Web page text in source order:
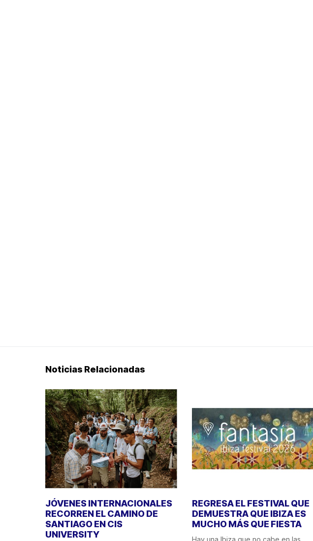
Noticias Relacionadas
JÓVENES INTERNACIONALES
RECORREN EL CAMINO DE
SANTIAGO EN CIS
UNIVERSITY
REGRESA EL FESTIVAL QUE
DEMUESTRA QUE IBIZA ES
MUCHO MÁS QUE FIESTA
Hay una Ibiza que no cabe en las